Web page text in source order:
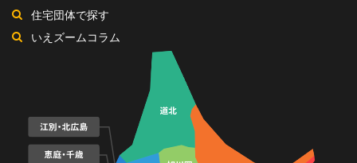
住宅団体で探す
いえズームコラム